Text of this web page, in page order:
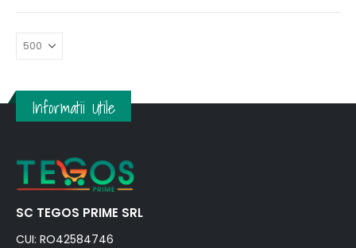
Informatii Utile
SC TEGOS PRIME SRL
CUI: RO42584746